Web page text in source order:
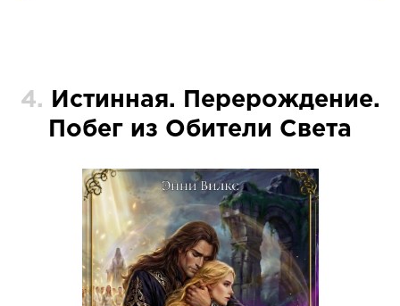
4.
Истинная. Перерождение.
Побег из Обители Света